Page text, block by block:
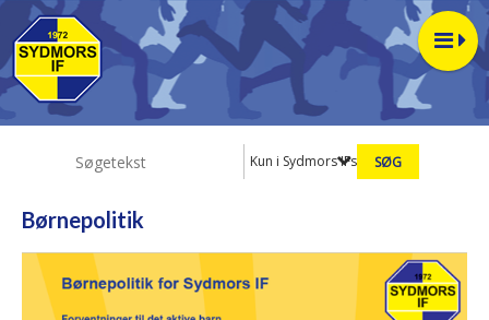
Kun i Sydmors IFs værdier
Børnepolitik